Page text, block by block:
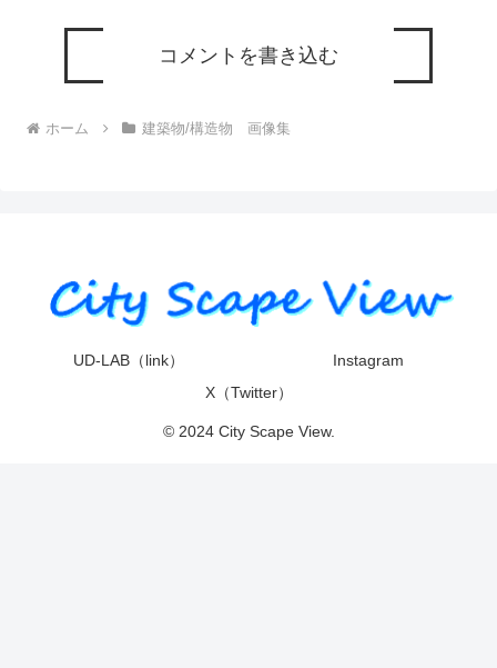
コメントを書き込む
ホーム 建築物/構造物 画像集
UD-LAB（link）
Instagram
X（Twitter）
© 2024 City Scape View.